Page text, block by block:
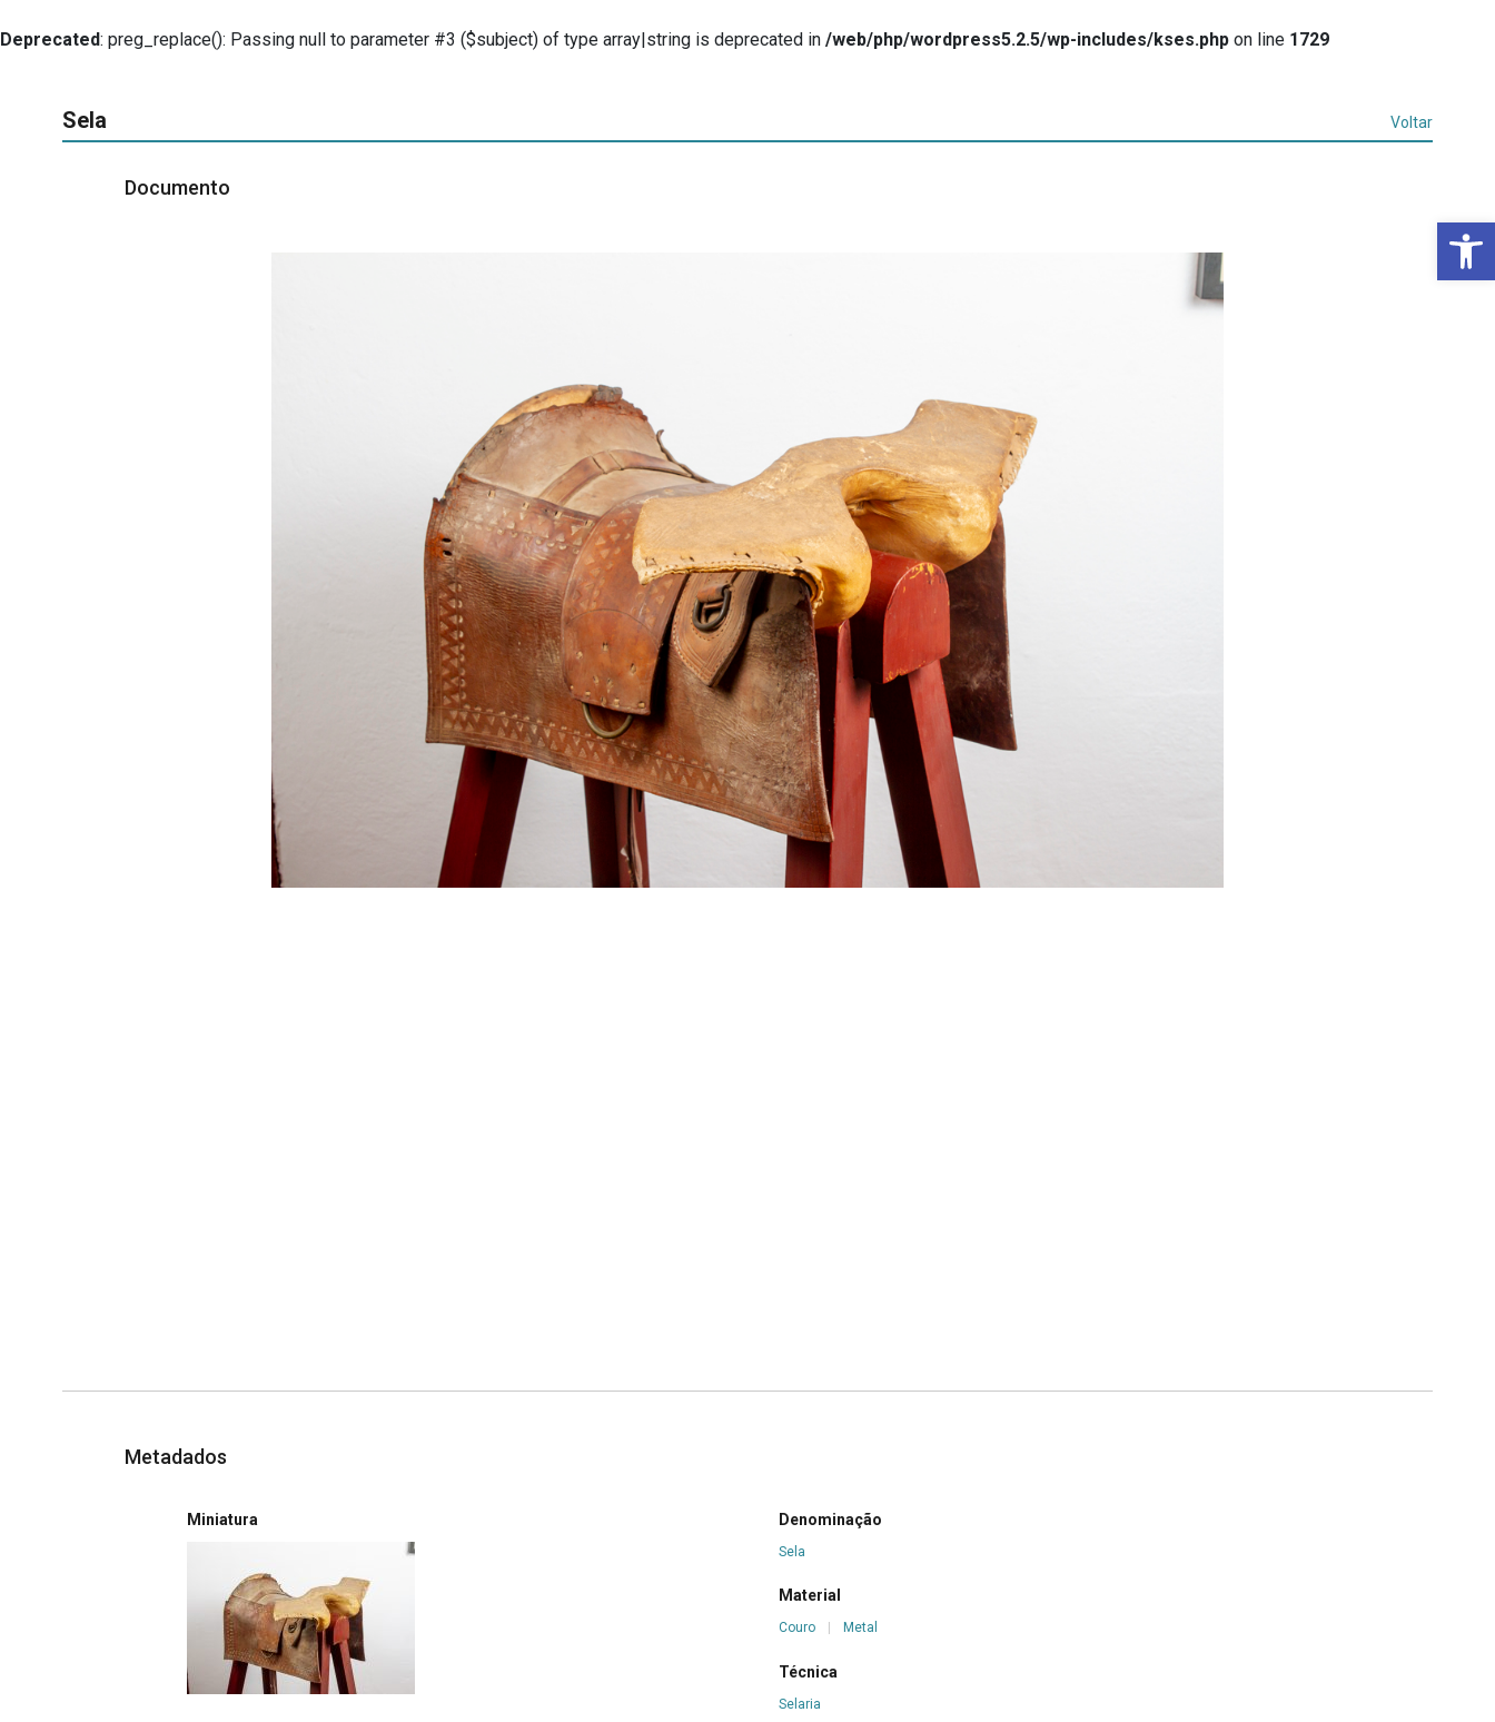
Deprecated: preg_replace(): Passing null to parameter #3 ($subject) of type array|string is deprecated in /web/php/wordpress5.2.5/wp-includes/kses.php on line 1729
Sela Voltar
Documento
Metadados
Miniatura Denominação
Sela
Material
Couro Metal
Técnica
Selaria